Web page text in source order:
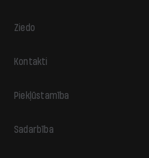
Ziedo
Kontakti
Piekļūstamība
Sadarbība